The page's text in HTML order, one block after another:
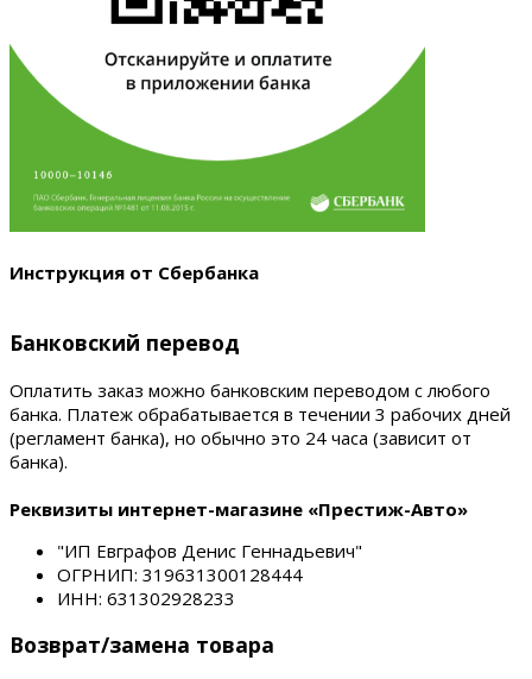
Инструкция от Сбербанка
Банковский перевод
Оплатить заказ можно банковским переводом с любого
банка. Платеж обрабатывается в течении 3 рабочих дней
(регламент банка), но обычно это 24 часа (зависит от
банка).
Реквизиты интернет-магазине «Престиж-Авто»
"ИП Евграфов Денис Геннадьевич"
ОГРНИП: 319631300128444
ИНН: 631302928233
Возврат/замена товара